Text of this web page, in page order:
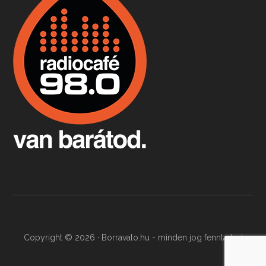
Apr 9, 2026 • 00:37:17
Fermentáljunk, a testünk meghálálja!
Apr 3, 2026 • 00:36:07
Copyright © 2026 · Borravalo.hu - minden jog fenntartva!